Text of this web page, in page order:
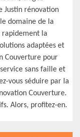
Justin rénovation
domaine de la
la
adaptées et
Couverture pour
sans faille et
vous séduire par la
Couverture.
Alors, profitez-en.